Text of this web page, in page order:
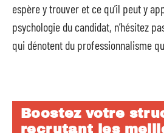
espère y trouver et ce qu’il peut y
psychologie du candidat, n’hésitez
qui dénotent du professionnalisme
Boostez votre
recrutant les